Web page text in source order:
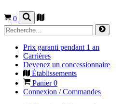
0
Prix garanti pendant 1 an
Carrières
Devenez un concessionnaire
Établissements
Panier0
Connexion / Commandes